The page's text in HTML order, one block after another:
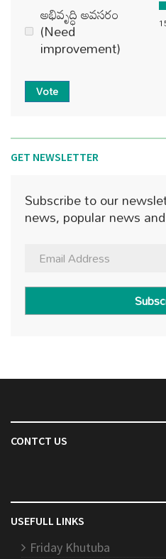
అభివృద్ధి అవసరం
(Need
improvement)
Vote
GET NEWSLETTER
Subscribe to our
news, popular news
CONTCT US
USEFULL LINKS
Friday Khutuba